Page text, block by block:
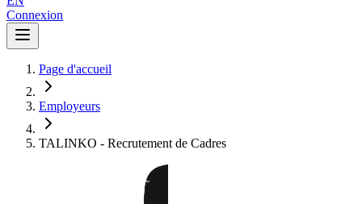
Connexion
Page d'accueil
Employeurs
TALINKO - Recrutement de Cadres